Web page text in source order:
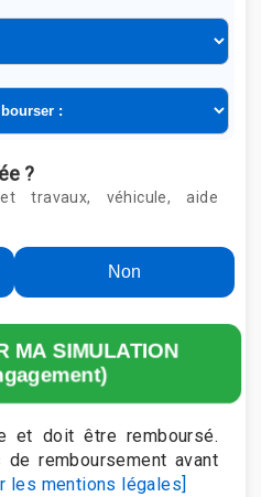
?
travaux, véhicule, aide
Non
MA SIMULATION
et doit être remboursé.
remboursement avant
les mentions légales]